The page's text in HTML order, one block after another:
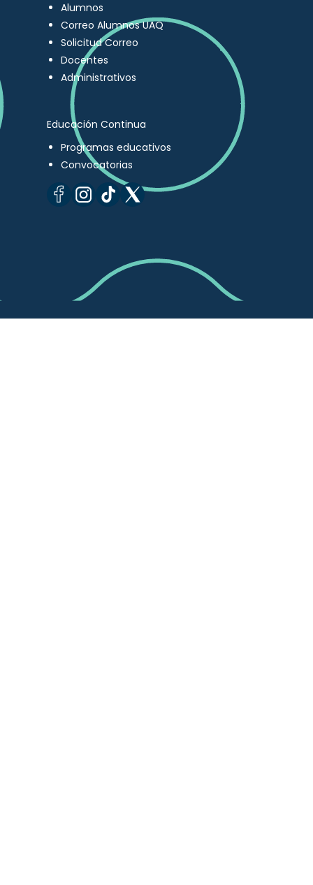
Alumnos
Correo Alumnos UAQ
Solicitud Correo
Docentes
Administrativos
Educación Continua
Programas educativos
Convocatorias